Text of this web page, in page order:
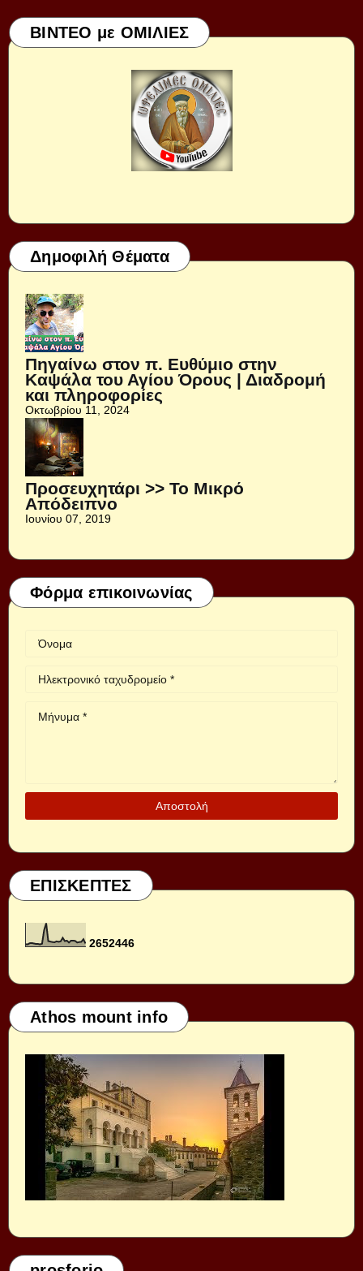
ΒΙΝΤΕΟ με ΟΜΙΛΙΕΣ
Δημοφιλή Θέματα
Πηγαίνω στον π. Ευθύμιο στην
Καψάλα του Αγίου Όρους | Διαδρομή
και πληροφορίες
Οκτωβρίου 11, 2024
Προσευχητάρι >> Το Μικρό
Απόδειπνο
Ιουνίου 07, 2019
Φόρμα επικοινωνίας
ΕΠΙΣΚΕΠΤΕΣ
2652446
Athos mount info